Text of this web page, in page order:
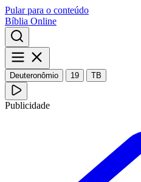
Pular para o conteúdo
Bíblia Online
Deuteronômio 19 TB
Publicidade